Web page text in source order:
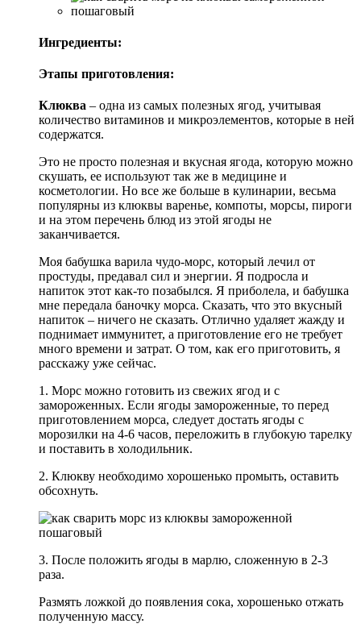
Ингредиенты:
Этапы приготовления:
Клюква – одна из самых полезных ягод, учитывая
количество витаминов и микроэлементов, которые в ней
содержатся.
Это не просто полезная и вкусная ягода, которую можно
скушать, ее используют так же в медицине и
косметологии. Но все же больше в кулинарии, весьма
популярны из клюквы варенье, компоты, морсы, пироги
и на этом перечень блюд из этой ягоды не
заканчивается.
Моя бабушка варила чудо-морс, который лечил от
простуды, предавал сил и энергии. Я подросла и
напиток этот как-то позабылся. Я приболела, и бабушка
мне передала баночку морса. Сказать, что это вкусный
напиток – ничего не сказать. Отлично удаляет жажду и
поднимает иммунитет, а приготовление его не требует
много времени и затрат. О том, как его приготовить, я
расскажу уже сейчас.
1. Морс можно готовить из свежих ягод и с
замороженных. Если ягоды замороженные, то перед
приготовлением морса, следует достать ягоды с
морозилки на 4-6 часов, переложить в глубокую тарелку
и поставить в холодильник.
2. Клюкву необходимо хорошенько промыть, оставить
обсохнуть.
3. После положить ягоды в марлю, сложенную в 2-3
раза.
Размять ложкой до появления сока, хорошенько отжать
полученную массу.